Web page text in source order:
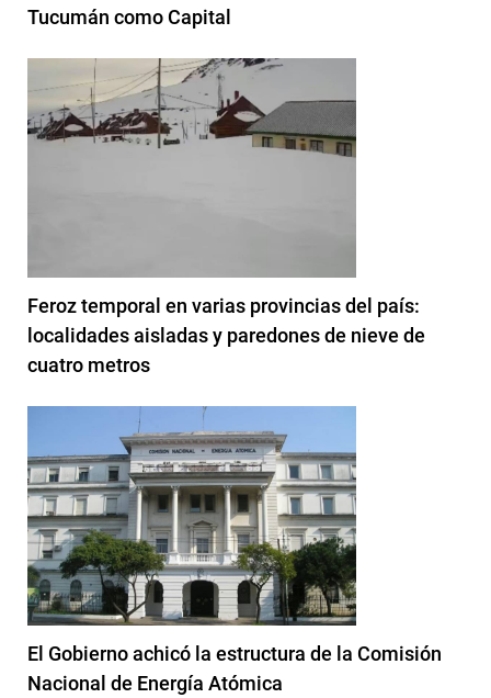
Tucumán como Capital
Feroz temporal en varias provincias del país:
localidades aisladas y paredones de nieve de
cuatro metros
El Gobierno achicó la estructura de la Comisión
Nacional de Energía Atómica